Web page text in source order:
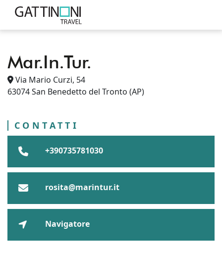
PROVINCIA DI ASCOLI PICENO
SAN BENEDETTO DEL TRONTO
MAR.IN.TUR.
Mar.In.Tur.
Via Mario Curzi, 54
63074San Benedetto del Tronto (AP)
CONTATTI
+390735781030
rosita@marintur.it
Navigatore